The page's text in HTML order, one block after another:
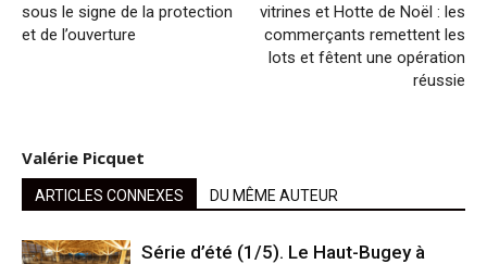
sous le signe de la protection
et de l’ouverture
vitrines et Hotte de Noël : les
commerçants remettent les
lots et fêtent une opération
réussie
Valérie Picquet
ARTICLES CONNEXES DU MÊME AUTEUR
Série d’été (1/5). Le Haut-Bugey à